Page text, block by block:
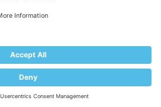
of WebPros International GmbH.